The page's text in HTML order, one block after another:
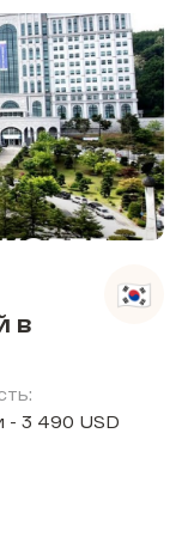
в
- 3 490 USD